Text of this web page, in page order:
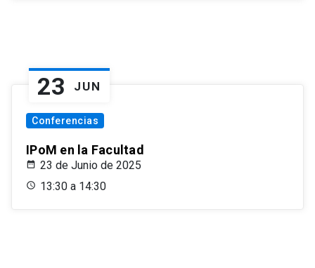
23 JUN
Conferencias
IPoM en la Facultad
23 de Junio de 2025
13:30 a 14:30